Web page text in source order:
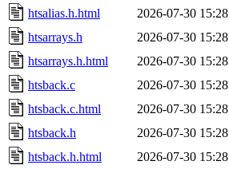
htsalias.h.html
2026-07-30 15:28
htsarrays.h
2026-07-30 15:28
htsarrays.h.html
2026-07-30 15:28
htsback.c
2026-07-30 15:28
htsback.c.html
2026-07-30 15:28
htsback.h
2026-07-30 15:28
htsback.h.html
2026-07-30 15:28